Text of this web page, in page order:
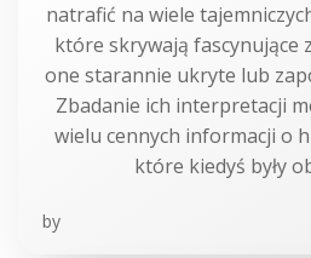
natrafić na wiele
które skrywają fascynujące
one starannie ukryte lub
Zbadanie ich interpretacji
wielu cennych informacji o
które kiedyś były
by